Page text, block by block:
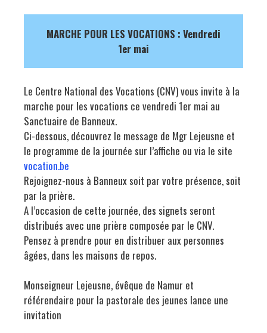
MARCHE POUR LES VOCATIONS : Vendredi
1er mai
Le Centre National des Vocations (CNV) vous invite à la
marche pour les vocations ce vendredi 1er mai au
Sanctuaire de Banneux.
Ci-dessous, découvrez le message de Mgr Lejeusne et
le programme de la journée sur l’affiche ou via le site
vocation.be
Rejoignez-nous à Banneux soit par votre présence, soit
par la prière.
A l’occasion de cette journée, des signets seront
distribués avec une prière composée par le CNV.
Pensez à prendre pour en distribuer aux personnes
âgées, dans les maisons de repos.
Monseigneur Lejeusne, évêque de Namur et
référendaire pour la pastorale des jeunes lance une
invitation